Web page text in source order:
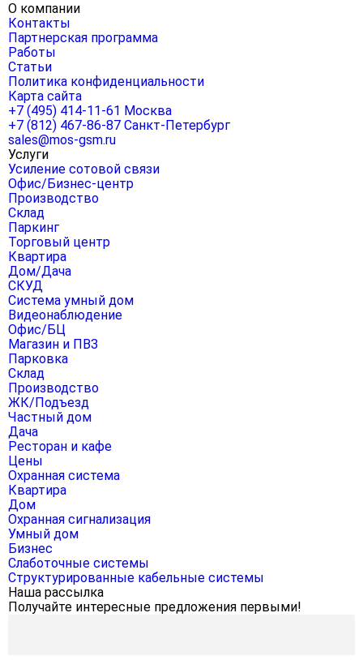
О компании
Контакты
Партнерская программа
Работы
Статьи
Политика конфиденциальности
Карта сайта
+7 (495) 414-11-61 Москва
+7 (812) 467-86-87 Санкт-Петербург
sales@mos-gsm.ru
Услуги
Усиление сотовой связи
Офис/Бизнес-центр
Производство
Склад
Паркинг
Торговый центр
Квартира
Дом/Дача
СКУД
Система умный дом
Видеонаблюдение
Офис/БЦ
Магазин и ПВЗ
Парковка
Склад
Производство
ЖК/Подъезд
Частный дом
Дача
Ресторан и кафе
Цены
Охранная система
Квартира
Дом
Охранная сигнализация
Умный дом
Бизнес
Слаботочные системы
Структурированные кабельные системы
Наша рассылка
Получайте интересные предложения первыми!